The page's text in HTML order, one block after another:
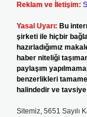
Reklam ve İletişim:
Yasal Uyarı: Bu
şirketi ile hiçbir
hazırladığımız
haber niteliği
paylaşım
benzerlikleri
halindedir ve
Sitemiz, 5651 Sayılı